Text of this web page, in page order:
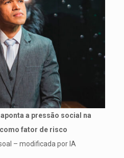
a pressão social na
fator de risco
– modificada por IA